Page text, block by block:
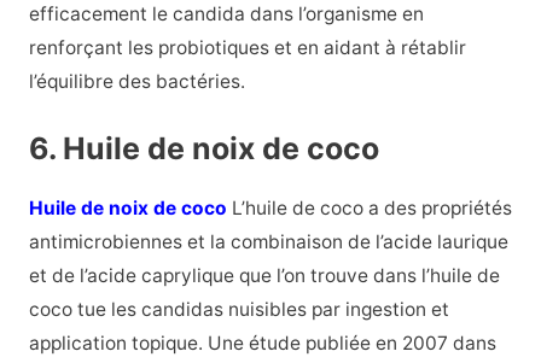
efficacement le candida dans l’organisme en
renforçant les probiotiques et en aidant à rétablir
l’équilibre des bactéries.
6. Huile de noix de coco
Huile de noix de coco L’huile de coco a des propriétés
antimicrobiennes et la combinaison de l’acide laurique
et de l’acide caprylique que l’on trouve dans l’huile de
coco tue les candidas nuisibles par ingestion et
application topique. Une étude publiée en 2007 dans